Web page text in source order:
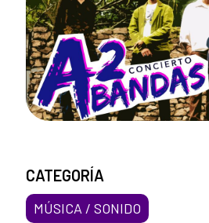
CATEGORÍA
MÚSICA / SONIDO